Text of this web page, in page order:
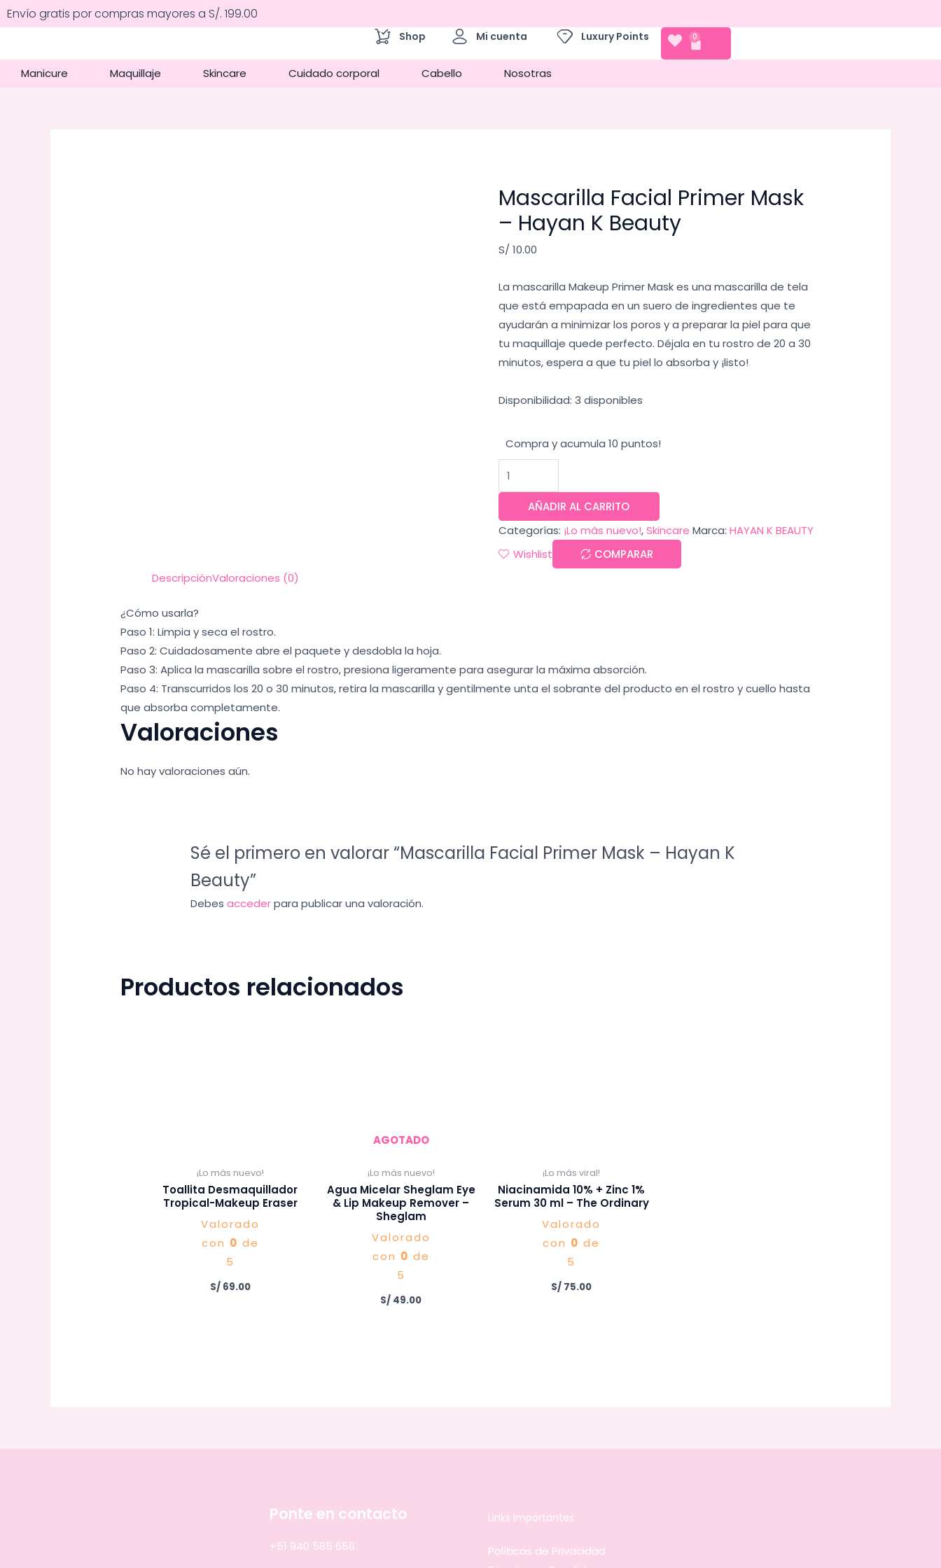
al
Envío gratis por compras mayores a S/. 199.00
Shop Mi cuenta Luxury Points 0
CART
Manicure Maquillaje Skincare Cuidado corporal Cabello Nosotras
Mascarilla Facial Primer Mask
– Hayan K Beauty
S/ 10.00
La mascarilla Makeup Primer Mask es una mascarilla de tela
que está empapada en un suero de ingredientes que te
ayudarán a minimizar los poros y a preparar la piel para que
tu maquillaje quede perfecto. Déjala en tu rostro de 20 a 30
minutos, espera a que tu piel lo absorba y ¡listo!
Disponibilidad: 3 disponibles
Compra y acumula 10 puntos!
Facial
AÑADIR AL CARRITO
Categorías: ¡Lo más nuevo!,Skincare Marca: HAYAN K BEAUTY
Wishlist
COMPARAR
DescripciónValoraciones (0)
¿Cómo usarla?
Paso 1: Limpia y seca el rostro.
Paso 2: Cuidadosamente abre el paquete y desdobla la hoja.
Paso 3: Aplica la mascarilla sobre el rostro, presiona ligeramente para asegurar la máxima absorción.
Paso 4: Transcurridos los 20 o 30 minutos, retira la mascarilla y gentilmente unta el sobrante del producto en el rostro y cuello hasta
que absorba completamente.
Valoraciones
No hay valoraciones aún.
Sé el primero en valorar “Mascarilla Facial Primer Mask – Hayan K
Beauty”
Debesaccederpara publicar una valoración.
Productos relacionados
¡Lo más nuevo!
Toallita Desmaquillador
Tropical-Makeup Eraser
Valorado
con 0 de
5
S/69.00
AGOTADO
¡Lo más nuevo!
Agua Micelar Sheglam Eye
& Lip Makeup Remover –
Sheglam
Valorado
con 0 de
5
S/ 49.00
¡Lo más viral!
Niacinamida 10% + Zinc 1%
Serum 30 ml – The Ordinary
Valorado
con 0 de
5
S/ 75.00
Ponte en contacto
+51 940 585 656
Links Importantes
Políticas de Privacidad